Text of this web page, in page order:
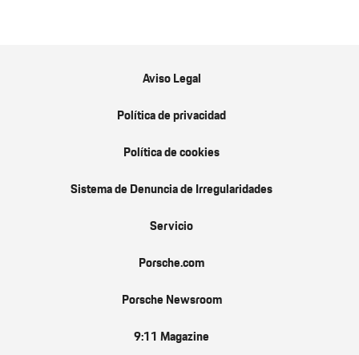
Aviso Legal
Política de privacidad
Política de cookies
Sistema de Denuncia de Irregularidades
Servicio
Porsche.com
Porsche Newsroom
9:11 Magazine